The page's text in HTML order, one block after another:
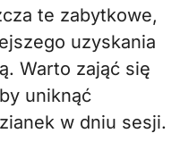
te zabytkowe,
uzyskania
Warto zająć się
uniknąć
w dniu sesji.